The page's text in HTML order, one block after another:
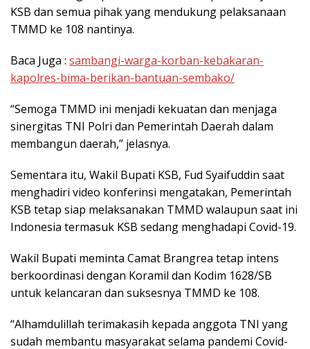
KSB dan semua pihak yang mendukung pelaksanaan
TMMD ke 108 nantinya.
Baca Juga : sambangi-warga-korban-kebakaran-
kapolres-bima-berikan-bantuan-sembako/
“Semoga TMMD ini menjadi kekuatan dan menjaga
sinergitas TNI Polri dan Pemerintah Daerah dalam
membangun daerah,” jelasnya.
Sementara itu, Wakil Bupati KSB, Fud Syaifuddin saat
menghadiri video konferinsi mengatakan, Pemerintah
KSB tetap siap melaksanakan TMMD walaupun saat ini
Indonesia termasuk KSB sedang menghadapi Covid-19.
Wakil Bupati meminta Camat Brangrea tetap intens
berkoordinasi dengan Koramil dan Kodim 1628/SB
untuk kelancaran dan suksesnya TMMD ke 108.
“Alhamdulillah terimakasih kepada anggota TNI yang
sudah membantu masyarakat selama pandemi Covid-